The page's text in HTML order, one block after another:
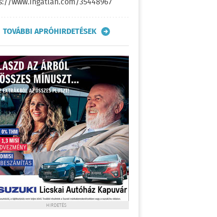
TOVÁBBI APRÓHIRDETÉSEK
HIRDETÉS